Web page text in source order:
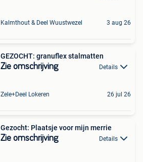
Kalmthout & Deel Wuustwezel 3 aug 26
GEZOCHT: granuflex stalmatten
Zie omschrijving Details
Zele+Deel Lokeren 26 jul 26
Gezocht: Plaatsje voor mijn merrie
Zie omschrijving Details